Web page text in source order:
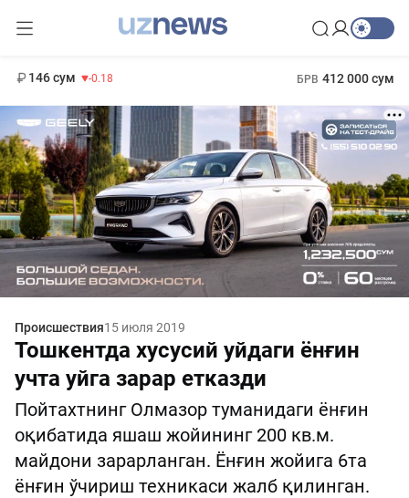
146 сум -0.18 БРВ 412 000 сум
Происшествия15 июля 2019
Тошкентда хусусий уйдаги ёнғин
учта уйга зарар етказди
Пойтахтнинг Олмазор туманидаги ёнғин
оқибатида яшаш жойининг 200 кв.м.
майдони зарарланган. Ёнғин жойига 6та
ёнғин ўчириш техникаси жалб қилинган.